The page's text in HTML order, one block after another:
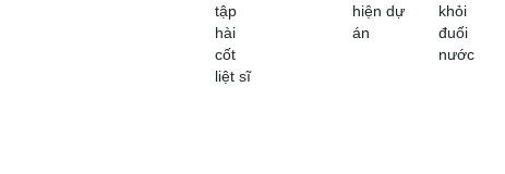
tập
hài
cốt
liệt sĩ
hiện dự
án
khỏi
đuối
nước